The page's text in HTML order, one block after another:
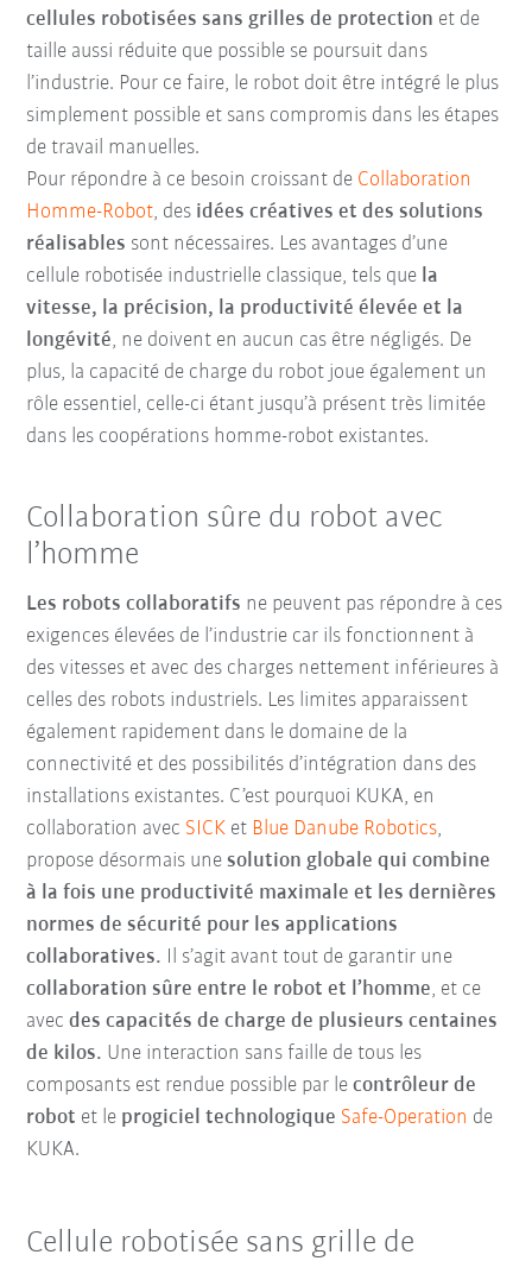
cellules robotisées sans grilles de protection et de
taille aussi réduite que possible se poursuit dans
l’industrie. Pour ce faire, le robot doit être intégré le plus
simplement possible et sans compromis dans les étapes
de travail manuelles.
Pour répondre à ce besoin croissant de Collaboration
Homme-Robot, des idées créatives et des solutions
réalisables sont nécessaires. Les avantages d’une
cellule robotisée industrielle classique, tels que la
vitesse, la précision, la productivité élevée et la
longévité, ne doivent en aucun cas être négligés. De
plus, la capacité de charge du robot joue également un
rôle essentiel, celle-ci étant jusqu’à présent très limitée
dans les coopérations homme-robot existantes.
Collaboration sûre du robot avec
l’homme
Les robots collaboratifs ne peuvent pas répondre à ces
exigences élevées de l’industrie car ils fonctionnent à
des vitesses et avec des charges nettement inférieures à
celles des robots industriels. Les limites apparaissent
également rapidement dans le domaine de la
connectivité et des possibilités d’intégration dans des
installations existantes. C’est pourquoi KUKA, en
collaboration avec SICK et Blue Danube Robotics,
propose désormais unesolution globale qui combine
à la fois une productivité maximale et les dernières
normes de sécurité pour les applications
collaboratives. Il s’agit avant tout de garantir une
collaboration sûre entre le robot et l’homme, et ce
avecdes capacités de charge de plusieurs centaines
de kilos. Une interaction sans faille de tous les
composants est rendue possible par lecontrôleur de
robot et le progiciel technologique Safe-Operation de
KUKA.
Cellule robotisée sans grille de